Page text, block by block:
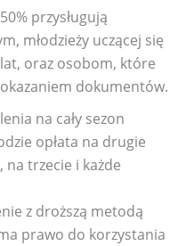
przysługują
młodzieży uczącej się
oraz osobom, które
okazaniem dokumentów.
na cały sezon
opłata na drugie
na trzecie i każde
z droższą metodą
prawo do korzystania